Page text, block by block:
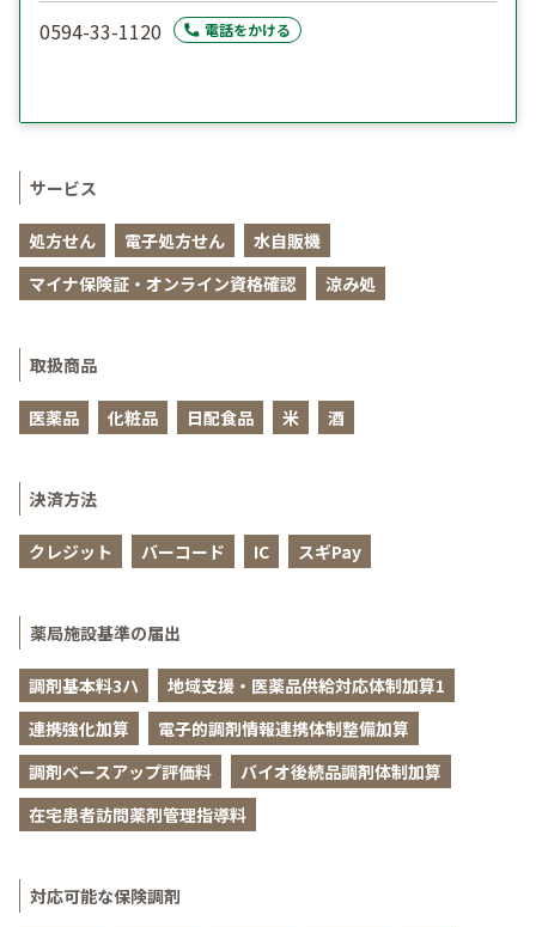
0594-33-1120
電話をかける
サービス
処方せん 電子処方せん
水自販機
マイナ保険証・オンライン資格確認
涼み処
取扱商品
医薬品 化粧品 日配食品 米 酒
決済方法
クレジット バーコード IC スギPay
薬局施設基準の届出
調剤基本料3ハ
地域支援・医薬品供給対応体制加算1
連携強化加算
電子的調剤情報連携体制整備加算
調剤ベースアップ評価料
バイオ後続品調剤体制加算
在宅患者訪問薬剤管理指導料
対応可能な保険調剤